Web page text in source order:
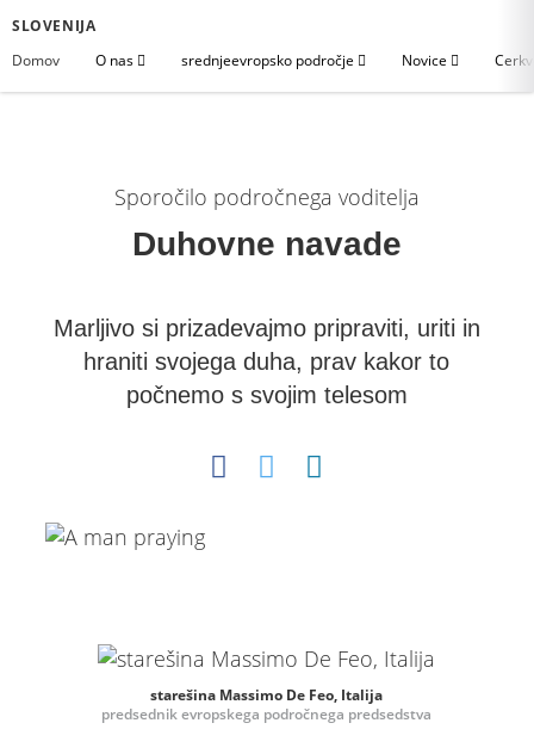
SLOVENIJA
Domov
O nas srednjeevropsko področje Novice
Sporočilo področnega voditelja
Duhovne navade
Marljivo si prizadevajmo pripraviti, uriti in
hraniti svojega duha, prav kakor to
počnemo s svojim telesom
starešina Massimo De Feo, Italija
predsednik evropskega področnega predsedstva